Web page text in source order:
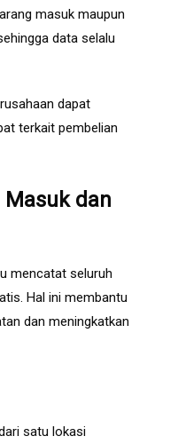
masuk maupun
data selalu
dapat
terkait pembelian
dan
mencatat seluruh
Hal ini membantu
dan meningkatkan
satu lokasi